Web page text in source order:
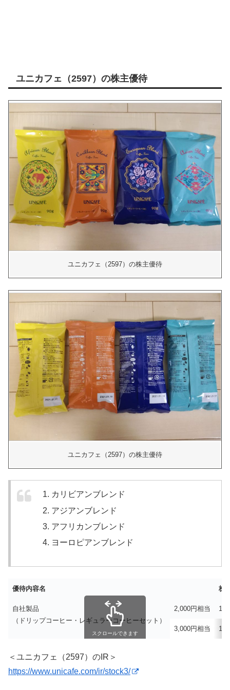
ユニカフェ（2597）の株主優待
ユニカフェ（2597）の株主優待
ユニカフェ（2597）の株主優待
カリビアンブレンド
アジアンブレンド
アフリカンブレンド
ヨーロピアンブレンド
優待内容名 株
自社製品
（ドリップコーヒー・レギュラーコーヒーセット）
2,000円相当
3,000円相当
スクロールできます
＜ユニカフェ（2597）のIR＞
https://www.unicafe.com/ir/stock3/